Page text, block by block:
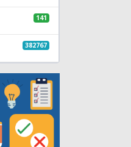
141
382767